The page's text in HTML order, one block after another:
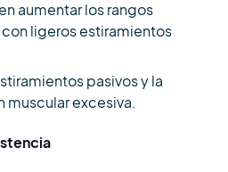
aumentar los rangos
ligeros estiramientos
pasivos y la
muscular excesiva.